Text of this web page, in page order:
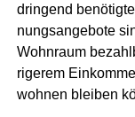
drin­gend
nungs­an­ge­bo­te
Wohn­raum
ri­ge­rem
woh­nen blei­ben